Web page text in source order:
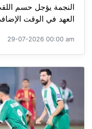
النجمة يؤجل حسم
العهد في الوقت الإضافي 2-1، في الجولة
29-07-2026 00:00 am